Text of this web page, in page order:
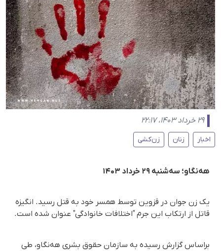
۲۹ خرداد ۱۴۰۳، ۲۲:۱۷
اخبار زنان زن‌کشی
هەنگاو؛ سه‌شنبه ۲۹ خرداد ۱۴۰۳
یک زن جوان در قزوین توسط همسر خود به قتل رسید. انگیزه
قاتل از ارتکاب این جرم "اختلافات خانوادگی" عنوان شده است.
براساس گزارش رسیده به سازمان حقوق بشری هه‌نگاو، طی